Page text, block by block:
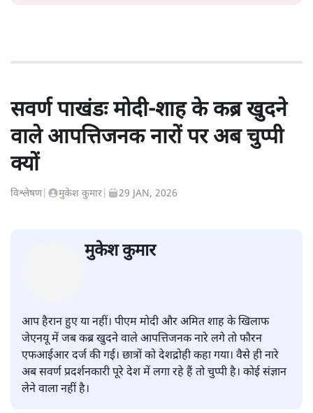
की। इसके बाद पारिवारिक व्यवसाय में क़रीब दो दशक गुज़ारने के
'समकाल' पाक्षिक समाचार पत्रिका का क़रीब एक वर्ष प्रकाशन किया
।
शीतल पी. सिंहकी और स्टोरी पढ़ें
क्यों
विश्लेषण| मुकेश कुमार | 29 JAN, 2026